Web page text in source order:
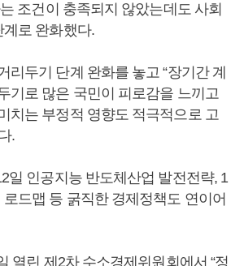
조건이 충족되지 않았는데도 사회
로 완화했다.
리두기 단계 완화를 놓고 “장기간 계
기로 많은 국민이 피로감을 느끼고
치는 부정적 영향도 적극적으로 고
.
일 인공지능 반도체산업 발전전략, 1
드맵 등 굵직한 경제정책도 연이어
열린 제2차 수소경제위원회에서 “정